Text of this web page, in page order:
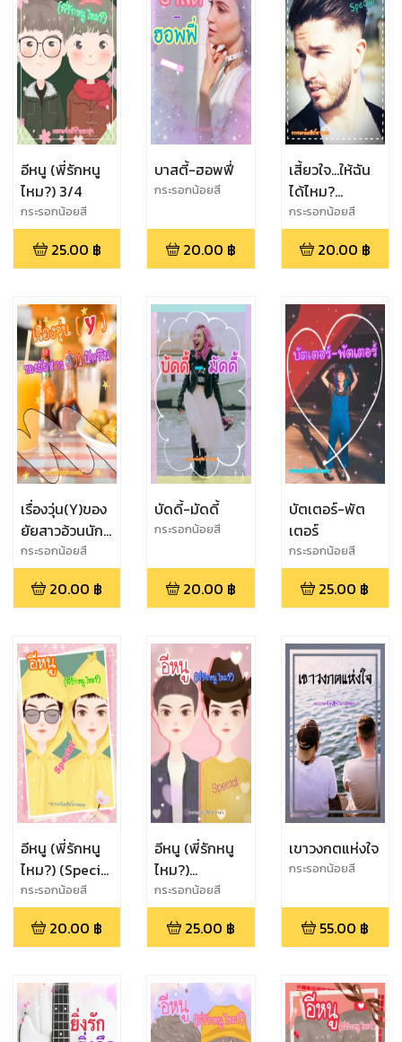
อีหนู (พี่รักหนู
ไหม?) 3/4
กระรอกน้อยสี
น้ำตาลหม่น
25.00 ฿
บาสตี้-ฮอพฟี่
กระรอกน้อยสี
20.00 ฿
เสี้ยวใจ...ให้ฉัน
ได้ไหม?
(Special)
กระรอกน้อยสี
น้ำตาลหม่น
20.00 ฿
เรื่องวุ่น(Y)ของ
ยัยสาวอ้วนนัก
กิน
กระรอกน้อยสี
น้ำตาลหม่น
20.00 ฿
บัดดี้-มัดดี้
กระรอกน้อยสี
20.00 ฿
บัตเตอร์-พัต
เตอร์
กระรอกน้อยสี
น้ำตาลหม่น
25.00 ฿
อีหนู (พี่รักหนู
ไหม?) (Special
2)
กระรอกน้อยสี
น้ำตาลหม่น
20.00 ฿
อีหนู (พี่รักหนู
ไหม?)
(Special)
กระรอกน้อยสี
น้ำตาลหม่น
25.00 ฿
เขาวงกตแห่งใจ
กระรอกน้อยสี
55.00 ฿